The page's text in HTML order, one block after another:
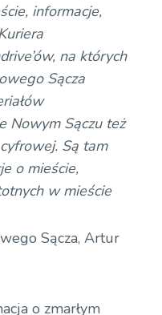
informacje,
’ów, na których
Sącza
Nowym Sączu też
Są tam
o mieście,
wmieście
Sącza, Artur
o zmarłym